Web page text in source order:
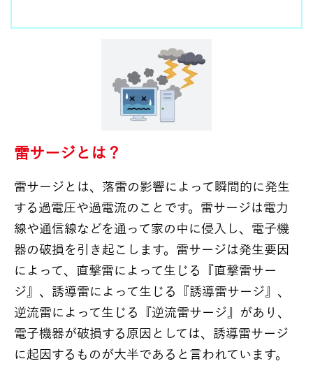
雷サージとは？
雷サージとは、落雷の影響によって瞬間的に発生
する過電圧や過電流のことです。雷サージは電力
線や通信線などを通って家の中に侵入し、電子機
器の破損を引き起こします。雷サージは発生要因
によって、直撃雷によって生じる『直撃雷サー
ジ』、誘導雷によって生じる『誘導雷サージ』、
逆流雷によって生じる『逆流雷サージ』があり、
電子機器が破損する原因としては、誘導雷サージ
に起因するものが大半であると言われています。